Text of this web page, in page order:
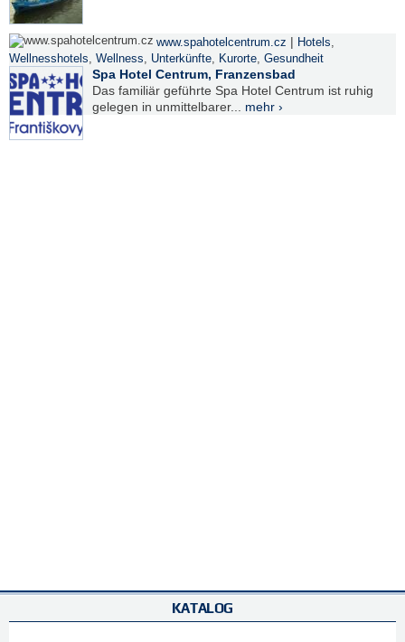
www.spahotelcentrum.cz | Hotels,
Wellnesshotels, Wellness, Unterkünfte, Kurorte, Gesundheit
Spa Hotel Centrum, Franzensbad
Das familiär geführte Spa Hotel Centrum ist ruhig
gelegen in unmittelbarer... mehr ›
KATALOG